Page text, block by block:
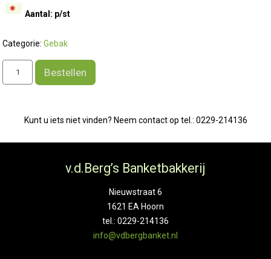
Aantal: p/st
Categorie:Gebak
Appelpunt
aantal
Bestellen
Kunt u iets niet vinden? Neem contact op tel.: 0229-214136
v.d.Berg’s Banketbakkerij
Nieuwstraat 6
1621 EA Hoorn
tel.: 0229-214136
info@vdbergbanket.nl